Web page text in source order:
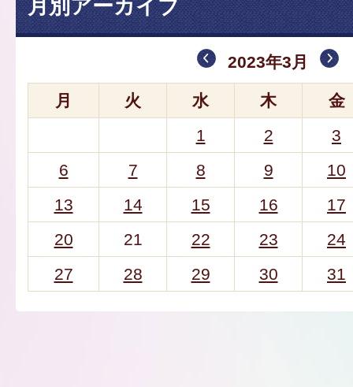
月別アーカイブ
2023年3月
月 火 水 木
金
1
2
3
6
7 8 9
10
13
14 15 16
17
20
21 22 23
24
27
28 29 30 31